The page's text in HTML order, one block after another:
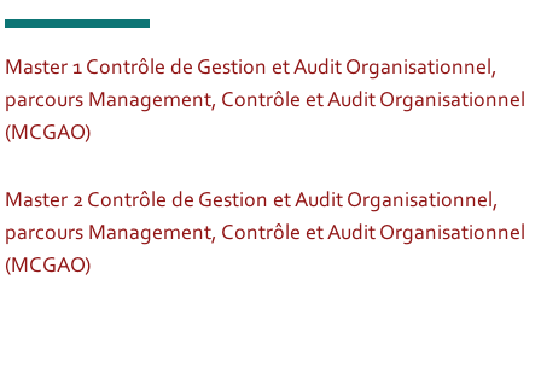
Master 1 Contrôle de Gestion et Audit Organisationnel,
parcours Management, Contrôle et Audit Organisationnel
(MCGAO)
Master 2 Contrôle de Gestion et Audit Organisationnel,
parcours Management, Contrôle et Audit Organisationnel
(MCGAO)